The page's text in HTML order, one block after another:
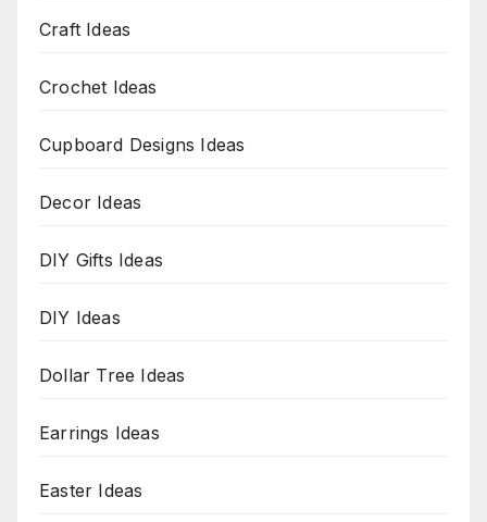
Craft Ideas
Crochet Ideas
Cupboard Designs Ideas
Decor Ideas
DIY Gifts Ideas
DIY Ideas
Dollar Tree Ideas
Earrings Ideas
Easter Ideas